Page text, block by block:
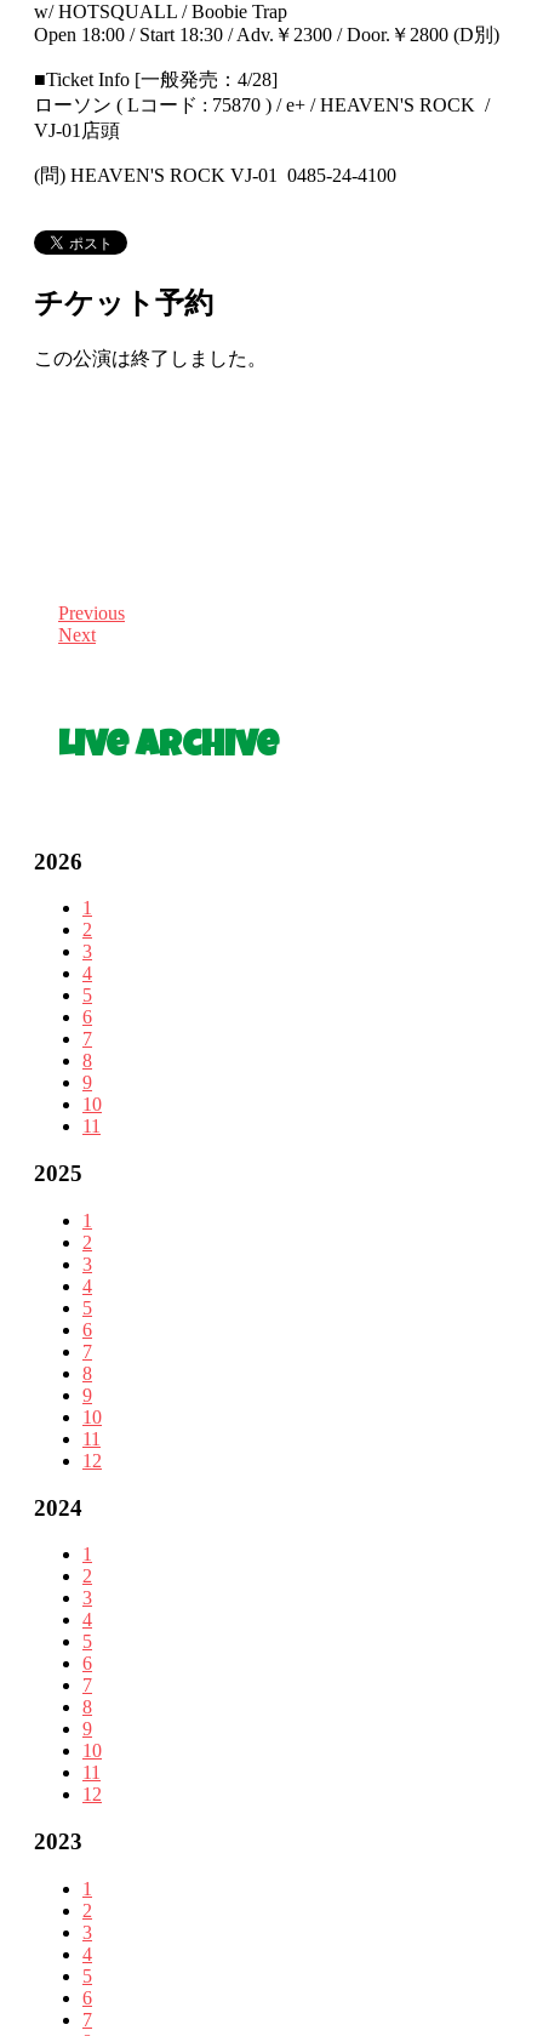
w/ HOTSQUALL / Boobie Trap
Open 18:00 / Start 18:30 / Adv.￥2300 / Door.￥2800 (D別)
■Ticket Info [一般発売：4/28]
ローソン ( Lコード : 75870 ) / e+ / HEAVEN'S ROCK /
VJ-01店頭
(問) HEAVEN'S ROCK VJ-01 0485-24-4100
チケット予約
この公演は終了しました。
Previous
Next
Live Archive
2026
1
2
3
4
5
6
7
8
9
10
11
2025
1
2
3
4
5
6
7
8
9
10
11
12
2024
1
2
3
4
5
6
7
8
9
10
11
12
2023
1
2
3
4
5
6
7